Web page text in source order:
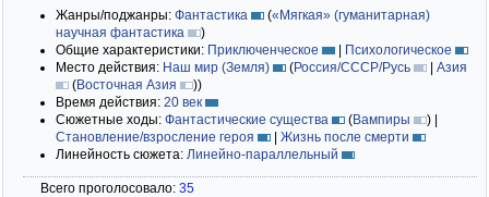
Жанры/поджанры: Фантастика («Мягкая» (гуманитарная)
научная фантастика
)
Общие характеристики: Приключенческое | Психологическое
Место действия: Наш мир (Земля) (Россия/СССР/Русь | Азия
(Восточная Азия ))
Время действия: 20 век
Сюжетные ходы: Фантастические существа (Вампиры ) |
Становление/взросление героя
| Жизнь после смерти
Линейность сюжета: Линейно-параллельный
Всего проголосовало: 35